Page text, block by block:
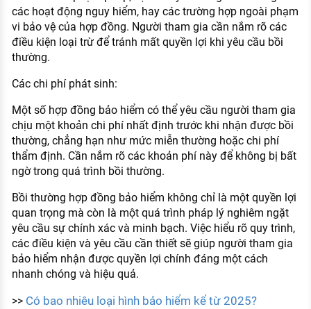
các hoạt động nguy hiểm, hay các trường hợp ngoài phạm
vi bảo vệ của hợp đồng. Người tham gia cần nắm rõ các
điều kiện loại trừ để tránh mất quyền lợi khi yêu cầu bồi
thường.
Các chi phí phát sinh:
Một số hợp đồng bảo hiểm có thể yêu cầu người tham gia
chịu một khoản chi phí nhất định trước khi nhận được bồi
thường, chẳng hạn như mức miễn thường hoặc chi phí
thẩm định. Cần nắm rõ các khoản phí này để không bị bất
ngờ trong quá trình bồi thường.
Bồi thường hợp đồng bảo hiểm không chỉ là một quyền lợi
quan trọng mà còn là một quá trình pháp lý nghiêm ngặt
yêu cầu sự chính xác và minh bạch. Việc hiểu rõ quy trình,
các điều kiện và yêu cầu cần thiết sẽ giúp người tham gia
bảo hiểm nhận được quyền lợi chính đáng một cách
nhanh chóng và hiệu quả.
>> Có bao nhiêu loại hình bảo hiểm kể từ 2025?